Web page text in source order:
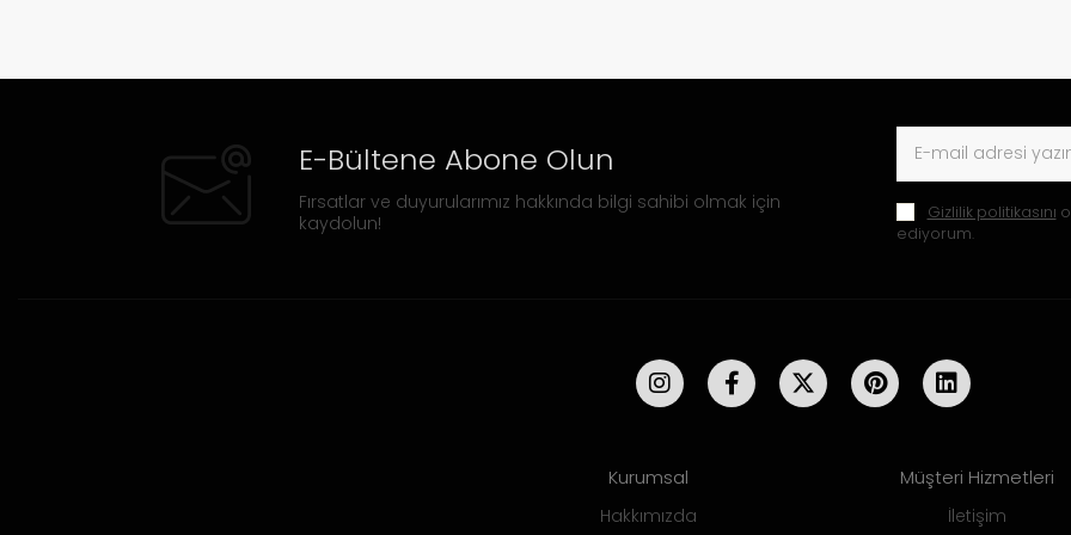
E-Bültene Abone Olun
Fırsatlar ve duyurularımız hakkında bilgi sahibi olmak için
kaydolun!
Gizlilik politikasını
ediyorum.
Kurumsal
Hakkımızda
Müşteri Hizmetleri
İletişim